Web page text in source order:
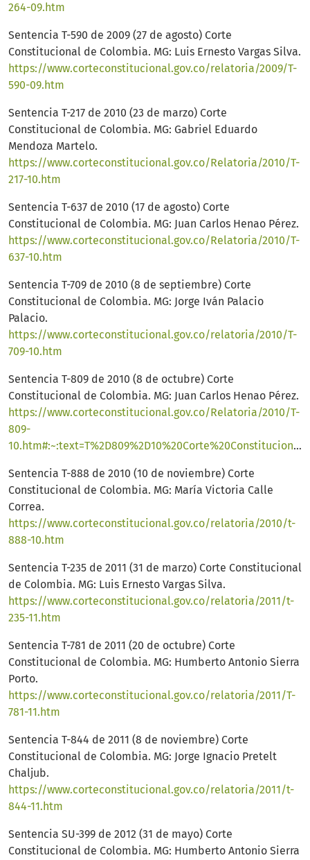
264-09.htm
Sentencia T-590 de 2009 (27 de agosto) Corte
Constitucional de Colombia. MG: Luis Ernesto Vargas Silva.
https://www.corteconstitucional.gov.co/relatoria/2009/T-
590-09.htm
Sentencia T-217 de 2010 (23 de marzo) Corte
Constitucional de Colombia. MG: Gabriel Eduardo
Mendoza Martelo.
https://www.corteconstitucional.gov.co/Relatoria/2010/T-
217-10.htm
Sentencia T-637 de 2010 (17 de agosto) Corte
Constitucional de Colombia. MG: Juan Carlos Henao Pérez.
https://www.corteconstitucional.gov.co/Relatoria/2010/T-
637-10.htm
Sentencia T-709 de 2010 (8 de septiembre) Corte
Constitucional de Colombia. MG: Jorge Iván Palacio
Palacio.
https://www.corteconstitucional.gov.co/relatoria/2010/T-
709-10.htm
Sentencia T-809 de 2010 (8 de octubre) Corte
Constitucional de Colombia. MG: Juan Carlos Henao Pérez.
https://www.corteconstitucional.gov.co/Relatoria/2010/T-
809-
10.htm#:~:text=T%2D809%2D10%20Corte%20Constitucional%20de%20Colombia&text=El%20derecho%20a%20la%20estabilidad,injustificada%20por%20parte%20del%20patrono
Sentencia T-888 de 2010 (10 de noviembre) Corte
Constitucional de Colombia. MG: María Victoria Calle
Correa.
https://www.corteconstitucional.gov.co/relatoria/2010/t-
888-10.htm
Sentencia T-235 de 2011 (31 de marzo) Corte Constitucional
de Colombia. MG: Luis Ernesto Vargas Silva.
https://www.corteconstitucional.gov.co/relatoria/2011/t-
235-11.htm
Sentencia T-781 de 2011 (20 de octubre) Corte
Constitucional de Colombia. MG: Humberto Antonio Sierra
Porto.
https://www.corteconstitucional.gov.co/relatoria/2011/T-
781-11.htm
Sentencia T-844 de 2011 (8 de noviembre) Corte
Constitucional de Colombia. MG: Jorge Ignacio Pretelt
Chaljub.
https://www.corteconstitucional.gov.co/relatoria/2011/t-
844-11.htm
Sentencia SU-399 de 2012 (31 de mayo) Corte
Constitucional de Colombia. MG: Humberto Antonio Sierra